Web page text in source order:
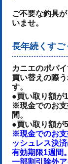
ご不要な釣具
いませ。
長年続くすご
カニエのポパ
買い替えの際
す。
●買い取り額が
※現金でのお支
間。
●買い取り額が
※現金でのお支
ッシュレス決済
有効期限1週間。
一部割引除外